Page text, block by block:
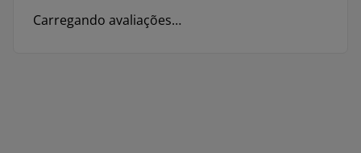
Carregando avaliações…